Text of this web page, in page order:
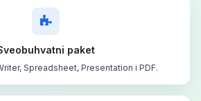
paket
Spreadsheet, Presentation i PDF.